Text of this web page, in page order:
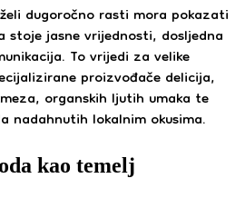
dugoročno rasti mora pokazati
stoje jasne vrijednosti, dosljedna
To vrijedi za velike
proizvođače delicija,
organskih ljutih umaka te
nadahnutih lokalnim okusima.
kao temelj